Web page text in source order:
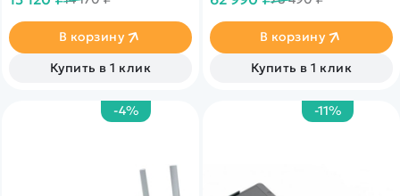
аккумуляторе может
достигать 27 минут. Не
требует регистрации.
В корзину
Купить в 1 клик
на смартфон. Комбо
комплект с двумя
аккумуляторами и сумкой
для перевозки.&nbsp;
В корзину
Купить в 1 клик
-4% -11%